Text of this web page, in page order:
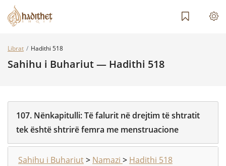
Librat Hadithi 518
Sahihu i Buhariut — Hadithi 518
107. Nënkapitulli:Të falurit në drejtim të shtratit
tek është shtrirë femra me menstruacione
Sahihu i Buhariut> Namazi > Hadithi 518